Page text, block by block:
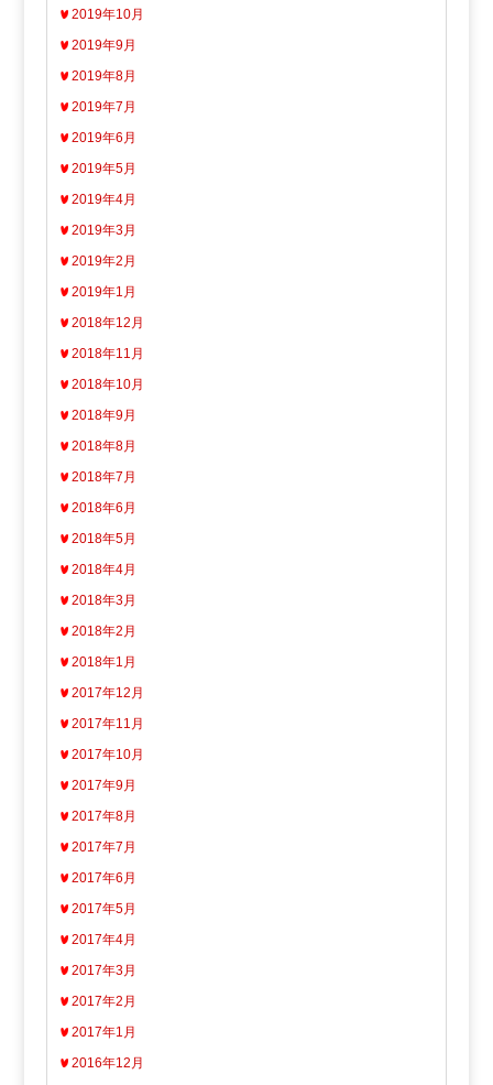
2019年10月
2019年9月
2019年8月
2019年7月
2019年6月
2019年5月
2019年4月
2019年3月
2019年2月
2019年1月
2018年12月
2018年11月
2018年10月
2018年9月
2018年8月
2018年7月
2018年6月
2018年5月
2018年4月
2018年3月
2018年2月
2018年1月
2017年12月
2017年11月
2017年10月
2017年9月
2017年8月
2017年7月
2017年6月
2017年5月
2017年4月
2017年3月
2017年2月
2017年1月
2016年12月